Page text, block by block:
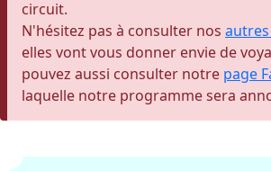
circuit.
N'hésitez pas à consulter nos
elles vont vous donner envie de
pouvez aussi consulter notre page
laquelle notre programme sera